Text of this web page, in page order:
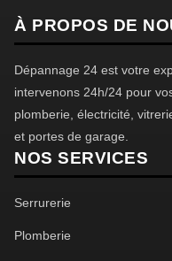
À PROPOS DE
Dépannage 24 est votre
intervenons 24h/24 pour
plomberie, électricité,
et portes de garage.
NOS SERVICES
Serrurerie
Plomberie